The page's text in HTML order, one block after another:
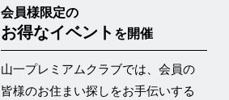
会員様限定の
お得なイベント を開催
山一プレミアムクラブでは、会員の
皆様のお住まい探しをお手伝いする